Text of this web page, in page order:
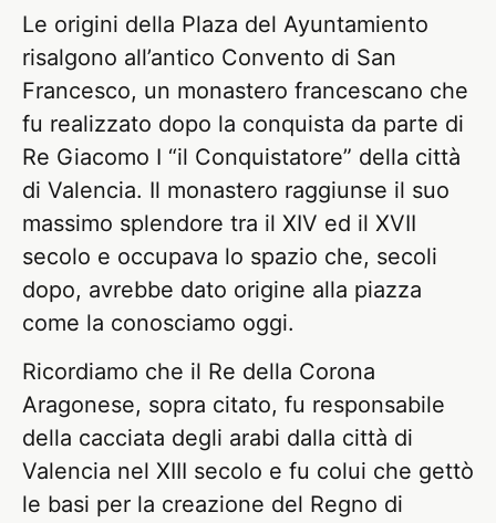
Le origini della Plaza del Ayuntamiento
risalgono all’antico Convento di San
Francesco, un monastero francescano che
fu realizzato dopo la conquista da parte di
Re Giacomo I “il Conquistatore” della città
di Valencia. Il monastero raggiunse il suo
massimo splendore tra il XIV ed il XVII
secolo e occupava lo spazio che, secoli
dopo, avrebbe dato origine alla piazza
come la conosciamo oggi.
Ricordiamo che il Re della Corona
Aragonese, sopra citato, fu responsabile
della cacciata degli arabi dalla città di
Valencia nel XIII secolo e fu colui che gettò
le basi per la creazione del Regno di